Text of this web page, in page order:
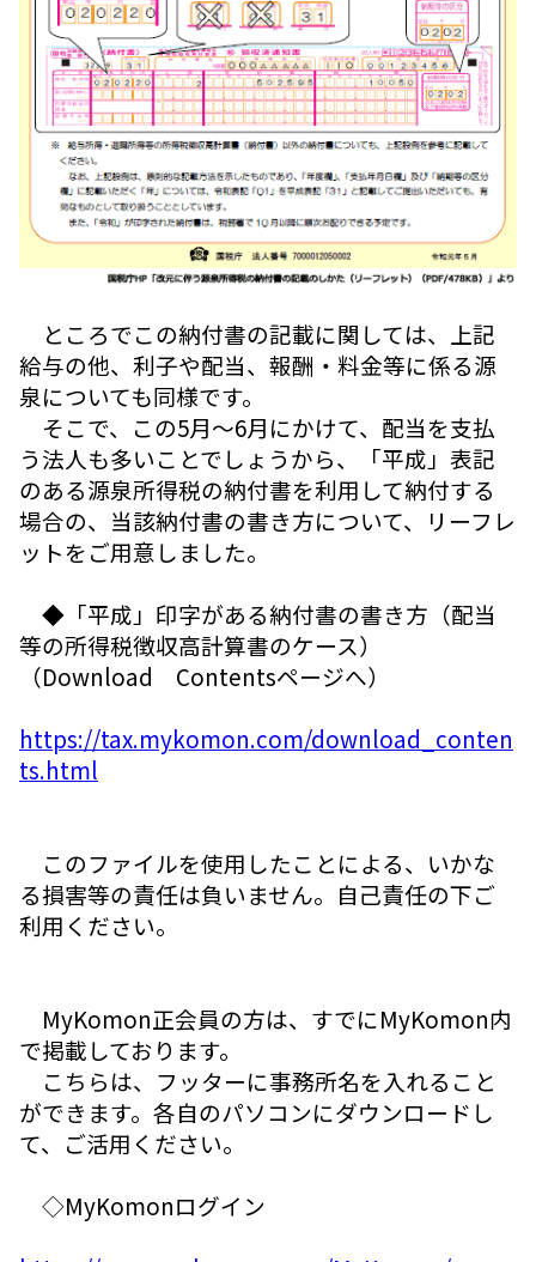
ところでこの納付書の記載に関しては、上記
給与の他、利子や配当、報酬・料金等に係る源
泉についても同様です。
そこで、この5月～6月にかけて、配当を支払
う法人も多いことでしょうから、「平成」表記
のある源泉所得税の納付書を利用して納付する
場合の、当該納付書の書き方について、リーフレ
ットをご用意しました。
◆「平成」印字がある納付書の書き方（配当
等の所得税徴収高計算書のケース）
（Download Contentsページへ）
https://tax.mykomon.com/download_conten
ts.html
このファイルを使用したことによる、いかな
る損害等の責任は負いません。自己責任の下ご
利用ください。
MyKomon正会員の方は、すでにMyKomon内
で掲載しております。
こちらは、フッターに事務所名を入れること
ができます。各自のパソコンにダウンロードし
て、ご活用ください。
◇MyKomonログイン